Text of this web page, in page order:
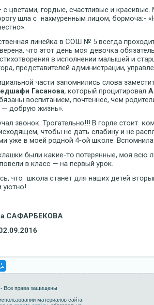
цветами, гордые, счастливые и
шла с нахмуренным лицом, бормоча:-
линейка в СОШ № 5 всегда
что этот день моя девочка
в исполнении малышей и
представителей администрации,
части запомнились слова
Гасанова, который процитировал
воспитанием, почтеннее, чем
— добрую жизнь».
звонок. Трогательно!!! В горле стоит
чтобы не дать слабину и не
уже в моей родной 4-ой школе. Вспомнила
были какие-то потерянные, моя всю
в класс — на первый урок.
что школа станет для наших детей
уютно!
САФАРБЕКОВА
- Все права защищены
материалов сайта